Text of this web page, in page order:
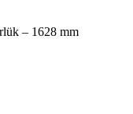
– 1628 mm